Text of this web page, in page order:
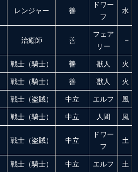
レンジャー 善
ドワー
フ
水
治癒師 善
フェア
リー
–
戦士（騎士） 善 獣人 火
戦士（騎士） 善 獣人 火
戦士（盗賊） 中立 エルフ 風
戦士（騎士） 中立 人間 風
戦士（盗賊） 中立
ドワー
フ
土
戦士（騎士） 中立 エルフ 土